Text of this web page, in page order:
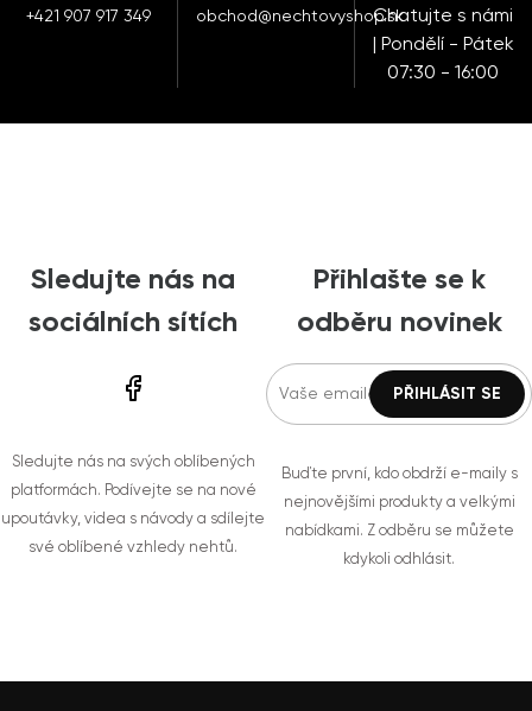
+421 907 917 349 obchod@nechtovyshop.skChatujte s námi
| Pondělí - Pátek
07:30 - 16:00
Sledujte nás na
sociálních sítích
Sledujte nás na svých oblíbených
platformách. Podívejte se na nové
upoutávky, videa s návody a sdílejte
své oblíbené vzhledy nehtů.
Přihlašte se k
odběru novinek
Buďte první, kdo obdrží e-maily s
nejnovějšími produkty a velkými
nabídkami. Z odběru se můžete
kdykoli odhlásit.